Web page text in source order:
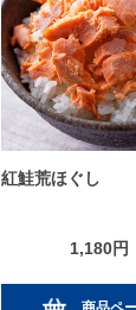
紅鮭荒ほぐし
1,180円